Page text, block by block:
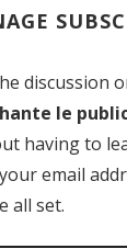
discussion
le
having to
email
all set.